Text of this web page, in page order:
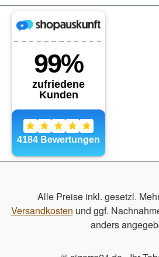
Alle Preise inkl. gesetzl.
Versandkosten und ggf.
anders